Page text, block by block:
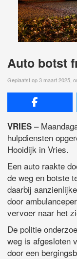
Auto botst
Geplaatst op 3 maart 2025,
VRIES –
hulpdiensten
Hooidijk in Vries.
Een auto raakte
de weg en botste
daarbij
door
vervoer naar het
De politie
weg is afgesloten
door een